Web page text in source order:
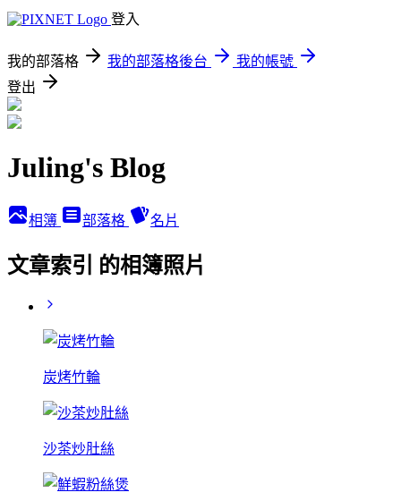
登入
我的部落格 我的部落格後台
我的帳號
登出
Juling's Blog
相簿 部落格 名片
文章索引 的相簿照片
炭烤竹輪
沙茶炒肚絲